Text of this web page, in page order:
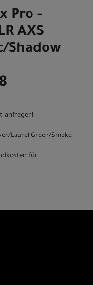
Pro -
AXS
Shadow
anfragen!
Laurel Green/Smoke
für